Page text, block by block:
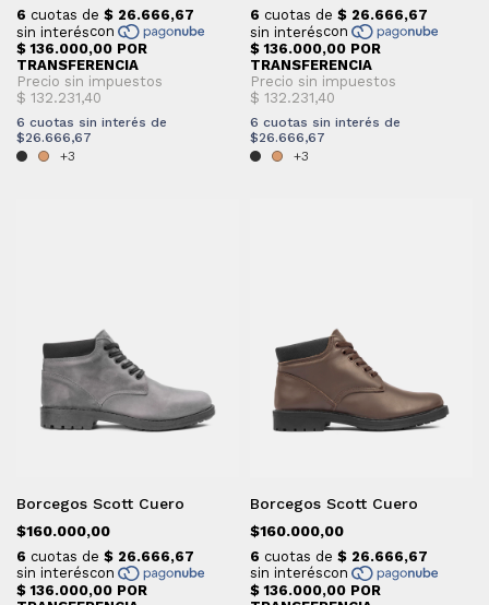
6 cuotas sin interés de
$26.666,67
+3
6 cuotas sin interés de
$26.666,67
+3
Borcegos Scott Cuero
$160.000,00
Borcegos Scott Cuero
$160.000,00